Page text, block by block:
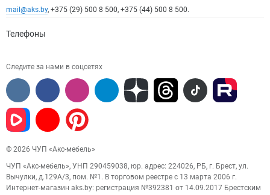
mail@aks.by, +375 (29) 500 8 500, +375 (44) 500 8 500.
Телефоны
Следите за нами в соцсетях
© 2026 ЧУП «Акс-мебель»
ЧУП «Акс-мебель», УНП 290459038, юр. адрес: 224026, РБ, г. Брест, ул.
Вычулки, д.129А/3, пом. №1. В торговом реестре с 13 марта 2006 г.
Интернет-магазин aks.by: регистрация №392381 от 14.09.2017 Брестским